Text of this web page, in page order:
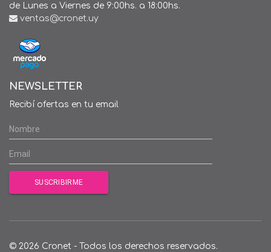
de Lunes a Viernes de 9:00hs. a 18:00hs.
ventas@cronet.uy
NEWSLETTER
Recibí ofertas en tu email
© 2026 Cronet - Todos los derechos reservados.